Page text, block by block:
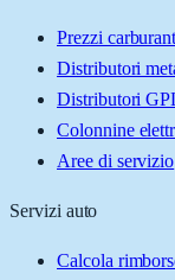
Prezzi
Distributori
Distributori
Colonnine
Aree di servizio
Servizi auto
Calcola